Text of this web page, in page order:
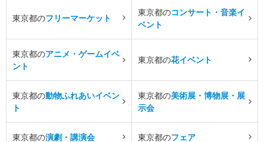
東京都のフリーマーケット
東京都のコンサート・音楽イ
ベント
東京都のアニメ・ゲームイベ
ント
東京都の花イベント
東京都の動物ふれあいイベン
ト
東京都の美術展・博物展・展
示会
東京都の演劇・講演会 東京都のフェア